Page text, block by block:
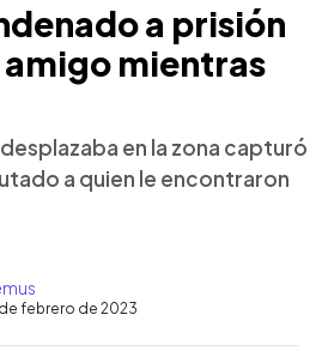
a prisión
mientras
en la zona capturó
a quien le encontraron
febrero de 2023